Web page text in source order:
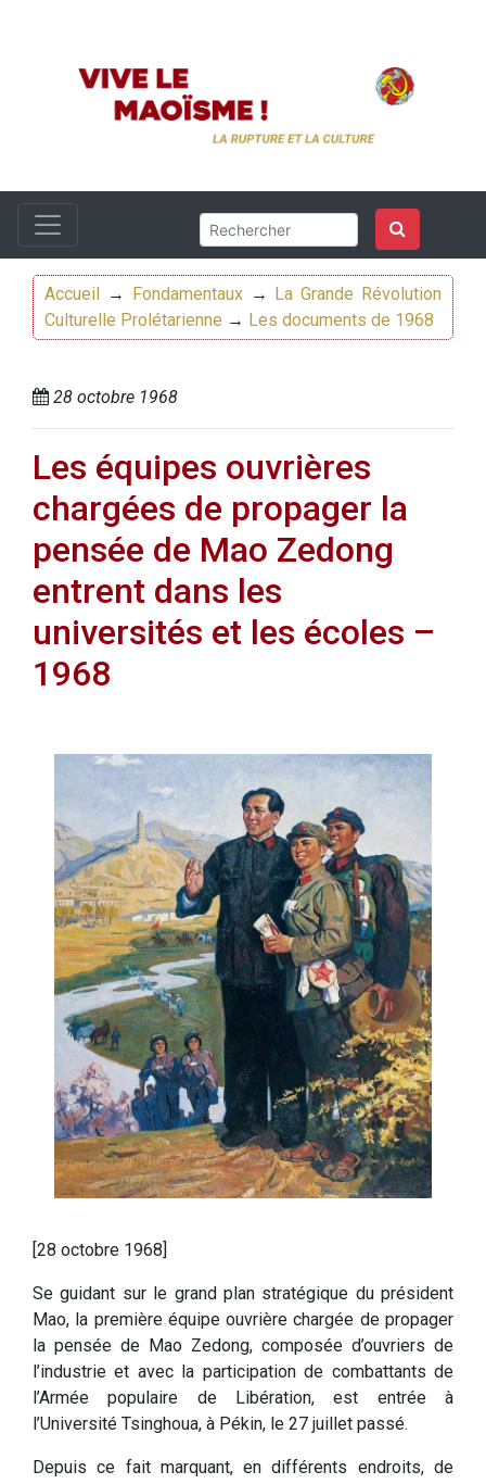
Accueil → Fondamentaux→
La Grande Révolution
Culturelle Prolétarienne → Les documents de 1968
28 octobre 1968
Les équipes ouvrières
chargées de propager la
pensée de Mao Zedong
entrent dans les
universités et les écoles –
1968
[28 octobre 1968]
Se guidant sur le grand plan stratégique du président
Mao, la première équipe ouvrière chargée de propager
la pensée de Mao Zedong, composée d’ouvriers de
l’industrie et avec la participation de combattants de
l’Armée populaire de Libération, est entrée à
l’Université Tsinghoua, à Pékin, le 27 juillet passé.
Depuis ce fait marquant, en différents endroits, de